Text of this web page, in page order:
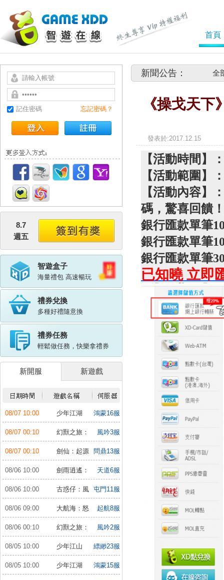
首頁
記住密碼 忘記密碼？
8.7
週五
智遊盒子
海量禮包 高速暢玩
禮券兌換
多種好禮隨意換
禮券任務
輕鬆做任務，快樂拿禮券
新開服 新遊戲
08/07 10:00
少年江湖
行：福利版
鴻蒙16服
08/07 00:10
幻獸之旅：
新紀元
風吟3服
08/07 00:10 劍仙：起源 問鼎13服
08/06 10:00
劍雨逍遙：
夢幻仙緣
天道6服
08/06 10:00
古惑仔：風
雲再起
屯門11服
08/06 09:00
大航海：怒
海遠征
起航8服
08/06 00:10
幻獸之旅：
新紀元
風吟2服
08/05 10:00 少年江山 縹緲23服
08/05 10:00
少年江湖
行：福利版
鴻蒙15服
新聞公告： 全
《操戈天
發表
【活動時間】
【活動範圍】
【活動內容】
碼，驚喜回饋
銀行匯款單筆
銀行匯款單筆
銀行匯款單筆
已知曉 立即